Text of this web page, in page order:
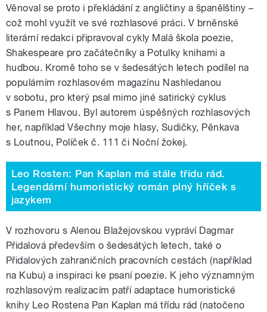
Věnoval se proto i překládání z angličtiny a španělštiny –
což mohl využít ve své rozhlasové práci. V brněnské
literární redakci připravoval cykly Malá škola poezie,
Shakespeare pro začátečníky a Potulky knihami a
hudbou. Kromě toho se v šedesátých letech podílel na
populárním rozhlasovém magazínu Nashledanou
v sobotu, pro který psal mimo jiné satirický cyklus
s Panem Hlavou. Byl autorem úspěšných rozhlasových
her, například Všechny moje hlasy, Sudičky, Pěnkava
s Loutnou, Políček č. 111 či Noční žokej.
Leo Rosten: Pan Kaplan má stále třídu rád.
Legendární humoristický román plný hříček s
jazykem
V rozhovoru s Alenou Blažejovskou vypráví Dagmar
Přidalová především o šedesátých letech, také o
Přidalových zahraničních pracovních cestách (například
na Kubu) a inspiraci ke psaní poezie. K jeho významným
rozhlasovým realizacím patří adaptace humoristické
knihy Leo Rostena Pan Kaplan má třídu rád (natočeno